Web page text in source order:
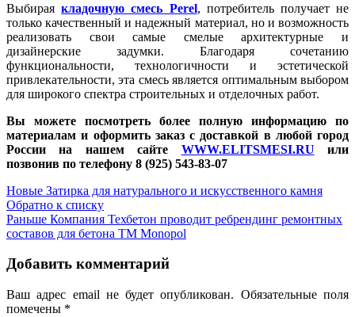
Выбираякладочную смесь Perel, потребитель получает не
только качественный и надежный материал, но и возможность
реализовать свои самые смелые архитектурные и
дизайнерские задумки. Благодаря сочетанию
функциональности, технологичности и эстетической
привлекательности, эта смесь является оптимальным выбором
для широкого спектра строительных и отделочных работ.
Вы можете посмотреть более полную информацию по
материалам и оформить заказ с доставкой в любой город
России на нашем сайте WWW.ELITSMESI.RU или
позвонив по телефону 8 (925) 543-83-07
Новые Затирка для натурального и искусственного камня
Обратно к списку
Раньше Компания Техбетон проводит ребрендинг ремонтных
составов для бетона ТМ Monopol
Добавить комментарий
Ваш адрес email не будет опубликован. Обязательные поля
помечены *